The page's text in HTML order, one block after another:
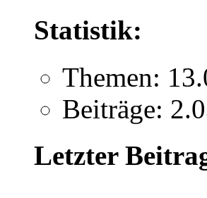
Statistik:
Themen:
Beiträge:
Letzter